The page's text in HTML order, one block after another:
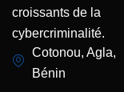
croissants de la
cybercriminalité.
Cotonou, Agla,
Bénin